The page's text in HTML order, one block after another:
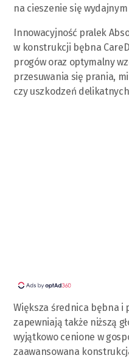
na cieszenie się
Innowacyjność pralek
w konstrukcji bębna
progów oraz optymalny
przesuwania się prania,
czy uszkodzeń
Większa średnica bębna i
zapewniają także niższą
wyjątkowo cenione w
zaawansowana